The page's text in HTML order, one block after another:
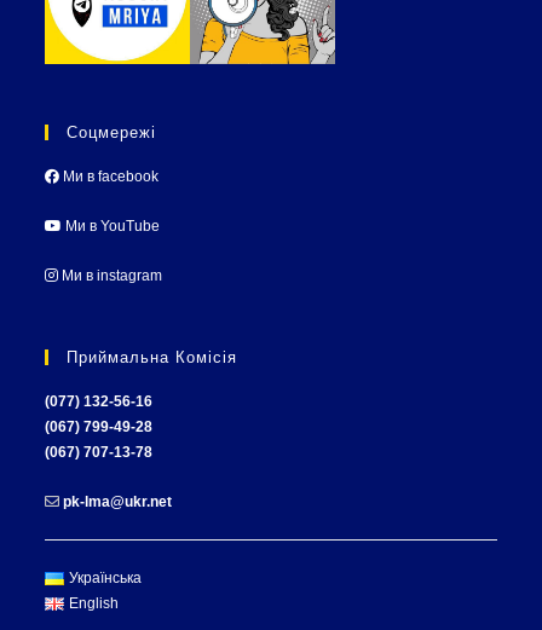
Соцмережі
Ми в facebook
Ми в YouTube
Ми в instagram
Приймальна Комісія
(077) 132-56-16
(067) 799-49-28
(067) 707-13-78
pk-lma@ukr.net
Українська
English